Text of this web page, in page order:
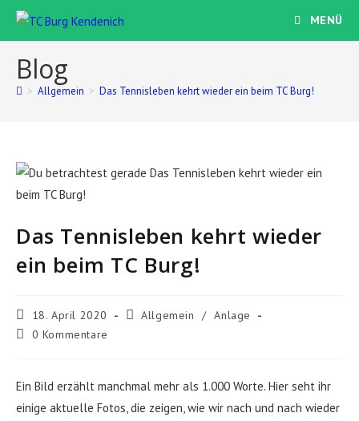
Zum
MENÜ
Blog
> Allgemein > Das Tennisleben kehrt wieder ein beim TC Burg!
Das Tennisleben kehrt wieder
ein beim TC Burg!
Beitrag
veröffentlicht:
18. April 2020
Beitrags-
Allgemein / Anlage
Beitrags-
0 Kommentare
Ein Bild erzählt manchmal mehr als 1.000 Worte. Hier seht ihr
einige aktuelle Fotos, die zeigen, wie wir nach und nach wieder